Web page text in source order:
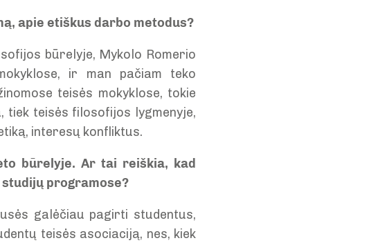
apie etiškus darbo metodus?
būrelyje, Mykolo Romerio
ir man pačiam teko
teisės mokyklose, tokie
tiek teisės filosofijos lygmenyje,
interesų konfliktus.
būrelyje. Ar tai reiškia, kad
programose?
galėčiau pagirti studentus,
teisės asociaciją, nes, kiek